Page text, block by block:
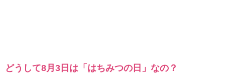
どうして8月3日は「はちみつの日」なの？